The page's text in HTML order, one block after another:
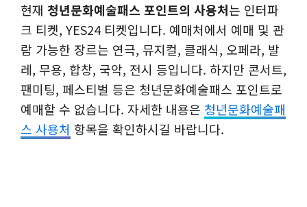
현재 청년문화예술패스 포인트의 사용처는 인터파
크 티켓, YES24 티켓입니다. 예매처에서 예매 및 관
람 가능한 장르는 연극, 뮤지컬, 클래식, 오페라, 발
레, 무용, 합창, 국악, 전시 등입니다. 하지만 콘서트,
팬미팅, 페스티벌 등은 청년문화예술패스 포인트로
예매할 수 없습니다. 자세한 내용은 청년문화예술패
스 사용처 항목을 확인하시길 바랍니다.